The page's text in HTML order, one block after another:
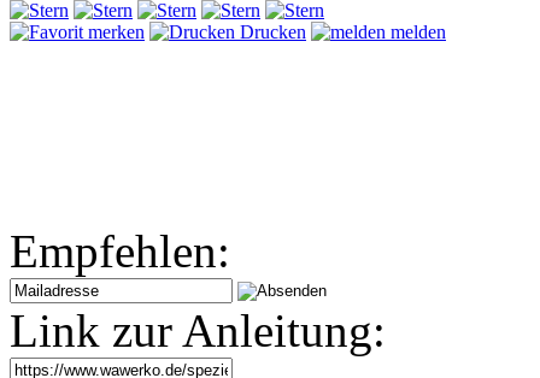
merken Drucken melden
Empfehlen:
Link zur Anleitung: